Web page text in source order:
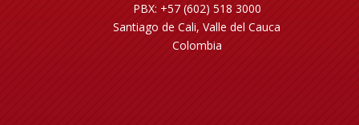
PBX: +57 (602) 518 3000
Santiago de Cali, Valle del Cauca
Colombia